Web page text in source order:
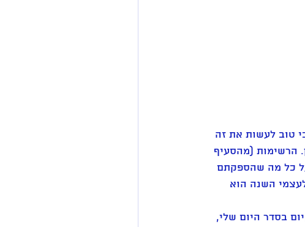
טוב לעשות את זה
הרשימות (מהסעיף
על כל מה שהספקתם
השנה הוא
בסדר היום שלי,